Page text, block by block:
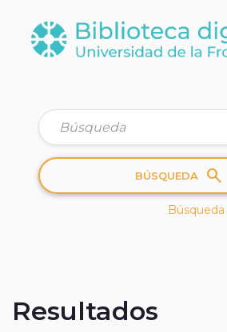
BÚSQUEDA search
Resultados